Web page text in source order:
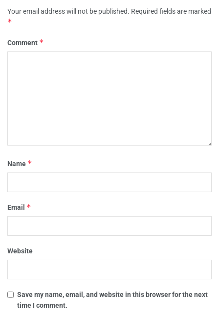
Your email address will not be published. Required fields are marked
*
Comment *
Name *
Email *
Website
Save my name, email, and website in this browser for the next
time I comment.